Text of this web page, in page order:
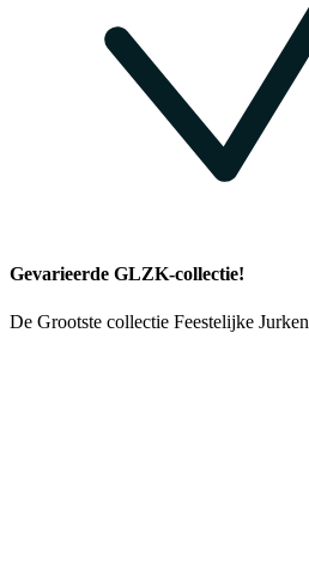
Gevarieerde GLZK-collectie!
De Grootste collectie Feestelijke Jurken